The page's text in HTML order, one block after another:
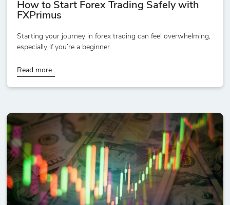
How to Start Forex Trading Safely with
FXPrimus
Starting your journey in forex trading can feel overwhelming,
especially if you’re a beginner.
Read more